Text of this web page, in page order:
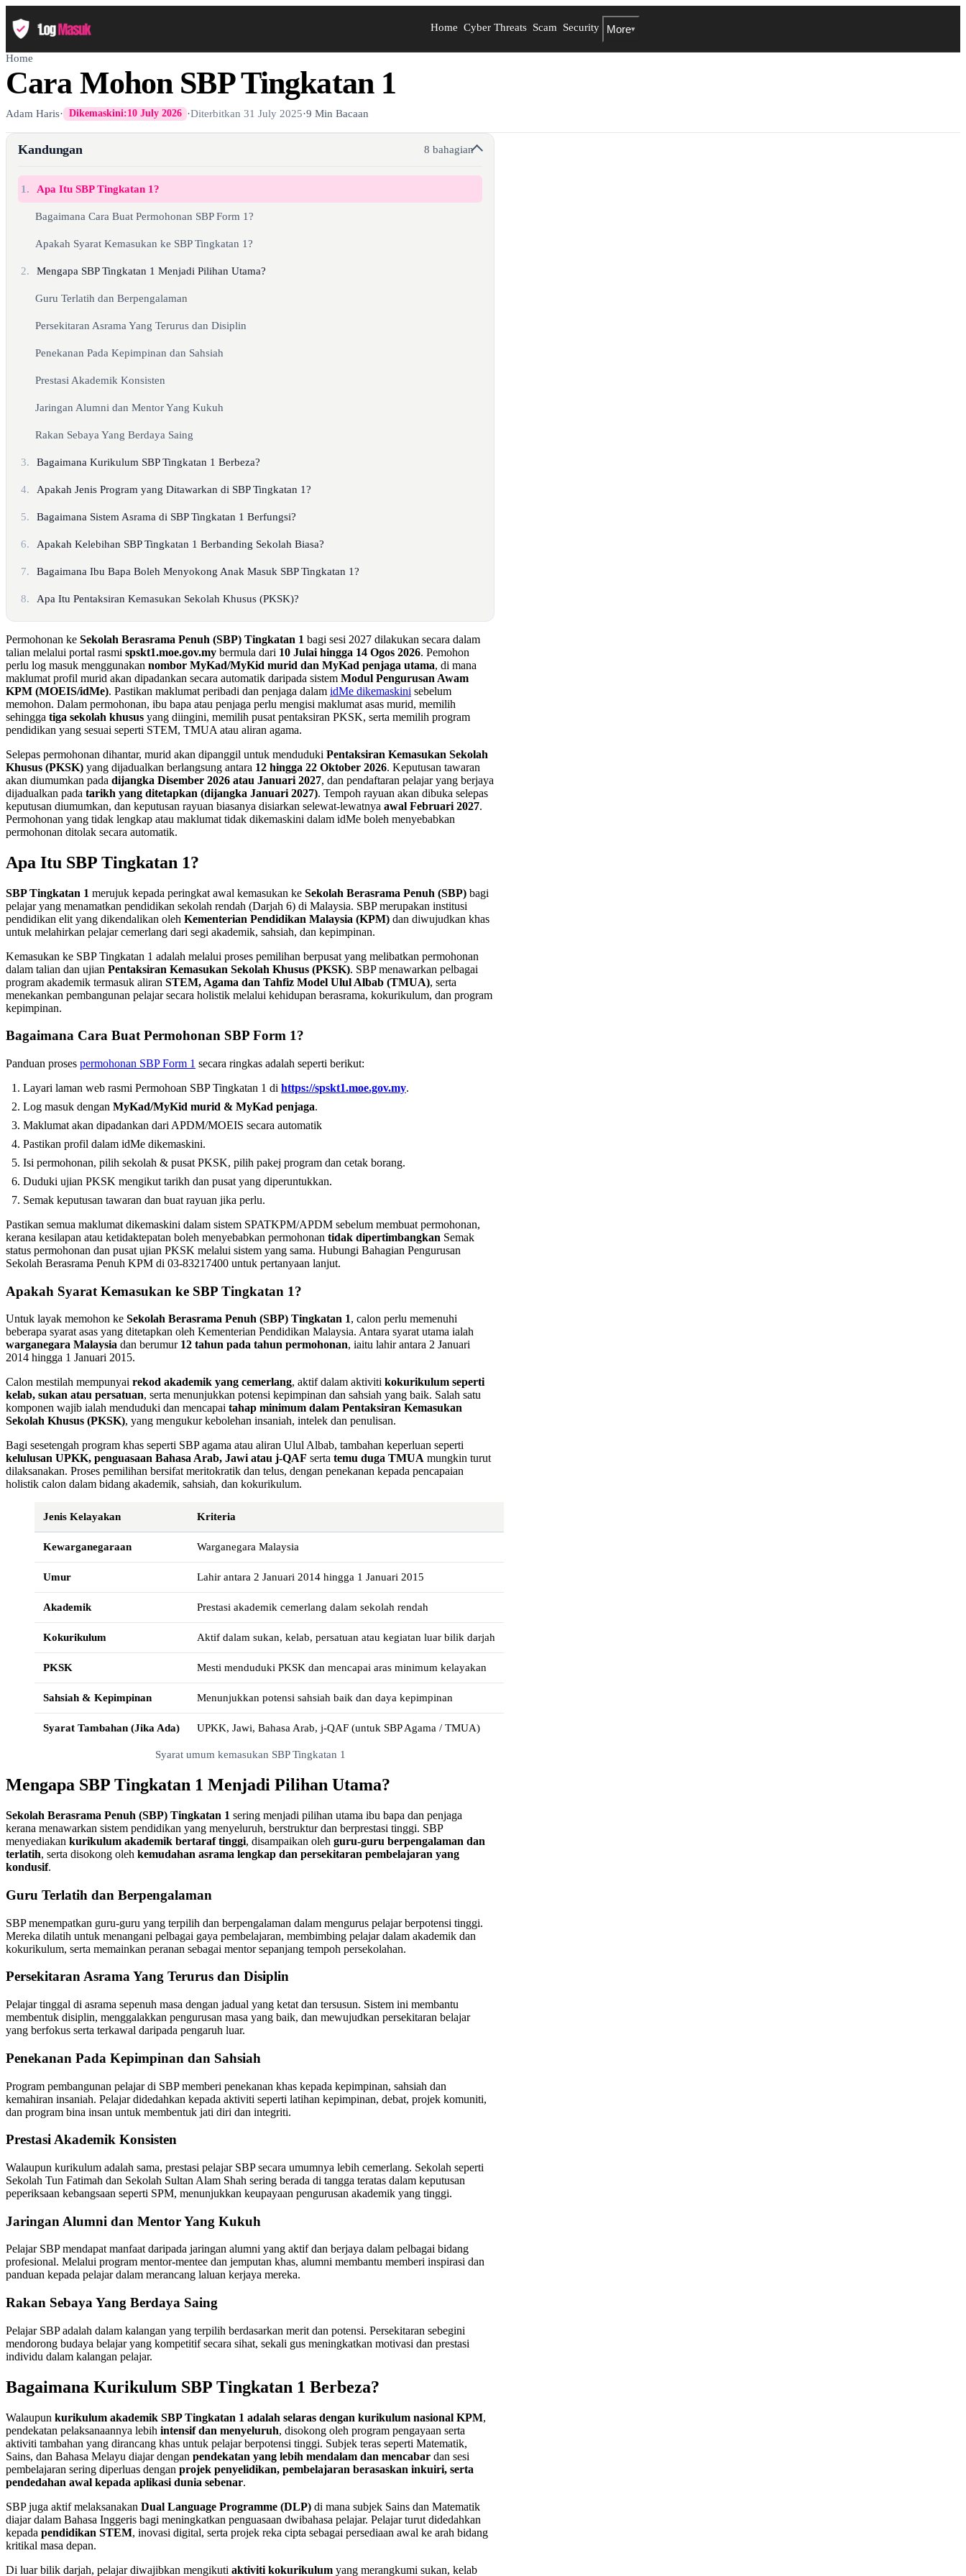
Home Cyber Threats Scam Security More▾
Home
Cara Mohon SBP Tingkatan 1
Adam Haris· Dikemaskini:10 July 2026 ·Diterbitkan31 July 2025·9 Min Bacaan
Kandungan 8 bahagian
1. Apa Itu SBP Tingkatan 1?
Bagaimana Cara Buat Permohonan SBP Form 1?
Apakah Syarat Kemasukan ke SBP Tingkatan 1?
2. Mengapa SBP Tingkatan 1 Menjadi Pilihan Utama?
Guru Terlatih dan Berpengalaman
Persekitaran Asrama Yang Terurus dan Disiplin
Penekanan Pada Kepimpinan dan Sahsiah
Prestasi Akademik Konsisten
Jaringan Alumni dan Mentor Yang Kukuh
Rakan Sebaya Yang Berdaya Saing
3. Bagaimana Kurikulum SBP Tingkatan 1 Berbeza?
4. Apakah Jenis Program yang Ditawarkan di SBP Tingkatan 1?
5. Bagaimana Sistem Asrama di SBP Tingkatan 1 Berfungsi?
6. Apakah Kelebihan SBP Tingkatan 1 Berbanding Sekolah Biasa?
7. Bagaimana Ibu Bapa Boleh Menyokong Anak Masuk SBP Tingkatan 1?
8. Apa Itu Pentaksiran Kemasukan Sekolah Khusus (PKSK)?
Permohonan ke Sekolah Berasrama Penuh (SBP) Tingkatan 1 bagi sesi 2027 dilakukan secara dalam
talian melalui portal rasmi spskt1.moe.gov.my bermula dari 10 Julai hingga 14 Ogos 2026. Pemohon
perlu log masuk menggunakan nombor MyKad/MyKid murid dan MyKad penjaga utama, di mana
maklumat profil murid akan dipadankan secara automatik daripada sistem Modul Pengurusan Awam
KPM (MOEIS/idMe). Pastikan maklumat peribadi dan penjaga dalam idMe dikemaskini sebelum
memohon. Dalam permohonan, ibu bapa atau penjaga perlu mengisi maklumat asas murid, memilih
sehingga tiga sekolah khusus yang diingini, memilih pusat pentaksiran PKSK, serta memilih program
pendidikan yang sesuai seperti STEM, TMUA atau aliran agama.
Selepas permohonan dihantar, murid akan dipanggil untuk menduduki Pentaksiran Kemasukan Sekolah
Khusus (PKSK) yang dijadualkan berlangsung antara 12 hingga 22 Oktober 2026. Keputusan tawaran
akan diumumkan pada dijangka Disember 2026 atau Januari 2027, dan pendaftaran pelajar yang berjaya
dijadualkan pada tarikh yang ditetapkan (dijangka Januari 2027). Tempoh rayuan akan dibuka selepas
keputusan diumumkan, dan keputusan rayuan biasanya disiarkan selewat-lewatnya awal Februari 2027.
Permohonan yang tidak lengkap atau maklumat tidak dikemaskini dalam idMe boleh menyebabkan
permohonan ditolak secara automatik.
Apa Itu SBP Tingkatan 1?
SBP Tingkatan 1 merujuk kepada peringkat awal kemasukan ke Sekolah Berasrama Penuh (SBP) bagi
pelajar yang menamatkan pendidikan sekolah rendah (Darjah 6) di Malaysia. SBP merupakan institusi
pendidikan elit yang dikendalikan oleh Kementerian Pendidikan Malaysia (KPM) dan diwujudkan khas
untuk melahirkan pelajar cemerlang dari segi akademik, sahsiah, dan kepimpinan.
Kemasukan ke SBP Tingkatan 1 adalah melalui proses pemilihan berpusat yang melibatkan permohonan
dalam talian dan ujian Pentaksiran Kemasukan Sekolah Khusus (PKSK). SBP menawarkan pelbagai
program akademik termasuk aliran STEM, Agama dan Tahfiz Model Ulul Albab (TMUA), serta
menekankan pembangunan pelajar secara holistik melalui kehidupan berasrama, kokurikulum, dan program
kepimpinan.
Bagaimana Cara Buat Permohonan SBP Form 1?
Panduan proses permohonan SBP Form 1 secara ringkas adalah seperti berikut:
Layari laman web rasmi Permohoan SBP Tingkatan 1 di https://spskt1.moe.gov.my.
Log masuk dengan MyKad/MyKid murid & MyKad penjaga.
Maklumat akan dipadankan dari APDM/MOEIS secara automatik
Pastikan profil dalam idMe dikemaskini.
Isi permohonan, pilih sekolah & pusat PKSK, pilih pakej program dan cetak borang.
Duduki ujian PKSK mengikut tarikh dan pusat yang diperuntukkan.
Semak keputusan tawaran dan buat rayuan jika perlu.
Pastikan semua maklumat dikemaskini dalam sistem SPATKPM/APDM sebelum membuat permohonan,
kerana kesilapan atau ketidaktepatan boleh menyebabkan permohonan tidak dipertimbangkan Semak
status permohonan dan pusat ujian PKSK melalui sistem yang sama. Hubungi Bahagian Pengurusan
Sekolah Berasrama Penuh KPM di 03-83217400 untuk pertanyaan lanjut.
Apakah Syarat Kemasukan ke SBP Tingkatan 1?
Untuk layak memohon ke Sekolah Berasrama Penuh (SBP) Tingkatan 1, calon perlu memenuhi
beberapa syarat asas yang ditetapkan oleh Kementerian Pendidikan Malaysia. Antara syarat utama ialah
warganegara Malaysia dan berumur 12 tahun pada tahun permohonan, iaitu lahir antara 2 Januari
2014 hingga 1 Januari 2015.
Calon mestilah mempunyai rekod akademik yang cemerlang, aktif dalam aktiviti kokurikulum seperti
kelab, sukan atau persatuan, serta menunjukkan potensi kepimpinan dan sahsiah yang baik. Salah satu
komponen wajib ialah menduduki dan mencapai tahap minimum dalam Pentaksiran Kemasukan
Sekolah Khusus (PKSK), yang mengukur kebolehan insaniah, intelek dan penulisan.
Bagi sesetengah program khas seperti SBP agama atau aliran Ulul Albab, tambahan keperluan seperti
kelulusan UPKK, penguasaan Bahasa Arab, Jawi atau j-QAF serta temu duga TMUA mungkin turut
dilaksanakan. Proses pemilihan bersifat meritokratik dan telus, dengan penekanan kepada pencapaian
holistik calon dalam bidang akademik, sahsiah, dan kokurikulum.
Jenis Kelayakan Kriteria
Kewarganegaraan Warganegara Malaysia
Umur Lahir antara 2 Januari 2014 hingga 1 Januari 2015
Akademik Prestasi akademik cemerlang dalam sekolah rendah
Kokurikulum Aktif dalam sukan, kelab, persatuan atau kegiatan luar bilik darjah
PKSK Mesti menduduki PKSK dan mencapai aras minimum kelayakan
Sahsiah & Kepimpinan Menunjukkan potensi sahsiah baik dan daya kepimpinan
Syarat Tambahan (Jika Ada) UPKK, Jawi, Bahasa Arab, j-QAF (untuk SBP Agama / TMUA)
Syarat umum kemasukan SBP Tingkatan 1
Mengapa SBP Tingkatan 1 Menjadi Pilihan Utama?
Sekolah Berasrama Penuh (SBP) Tingkatan 1 sering menjadi pilihan utama ibu bapa dan penjaga
kerana menawarkan sistem pendidikan yang menyeluruh, berstruktur dan berprestasi tinggi. SBP
menyediakan kurikulum akademik bertaraf tinggi, disampaikan oleh guru-guru berpengalaman dan
terlatih, serta disokong oleh kemudahan asrama lengkap dan persekitaran pembelajaran yang
kondusif.
Guru Terlatih dan Berpengalaman
SBP menempatkan guru-guru yang terpilih dan berpengalaman dalam mengurus pelajar berpotensi tinggi.
Mereka dilatih untuk menangani pelbagai gaya pembelajaran, membimbing pelajar dalam akademik dan
kokurikulum, serta memainkan peranan sebagai mentor sepanjang tempoh persekolahan.
Persekitaran Asrama Yang Terurus dan Disiplin
Pelajar tinggal di asrama sepenuh masa dengan jadual yang ketat dan tersusun. Sistem ini membantu
membentuk disiplin, menggalakkan pengurusan masa yang baik, dan mewujudkan persekitaran belajar
yang berfokus serta terkawal daripada pengaruh luar.
Penekanan Pada Kepimpinan dan Sahsiah
Program pembangunan pelajar di SBP memberi penekanan khas kepada kepimpinan, sahsiah dan
kemahiran insaniah. Pelajar didedahkan kepada aktiviti seperti latihan kepimpinan, debat, projek komuniti,
dan program bina insan untuk membentuk jati diri dan integriti.
Prestasi Akademik Konsisten
Walaupun kurikulum adalah sama, prestasi pelajar SBP secara umumnya lebih cemerlang. Sekolah seperti
Sekolah Tun Fatimah dan Sekolah Sultan Alam Shah sering berada di tangga teratas dalam keputusan
peperiksaan kebangsaan seperti SPM, menunjukkan keupayaan pengurusan akademik yang tinggi.
Jaringan Alumni dan Mentor Yang Kukuh
Pelajar SBP mendapat manfaat daripada jaringan alumni yang aktif dan berjaya dalam pelbagai bidang
profesional. Melalui program mentor-mentee dan jemputan khas, alumni membantu memberi inspirasi dan
panduan kepada pelajar dalam merancang laluan kerjaya mereka.
Rakan Sebaya Yang Berdaya Saing
Pelajar SBP adalah dalam kalangan yang terpilih berdasarkan merit dan potensi. Persekitaran sebegini
mendorong budaya belajar yang kompetitif secara sihat, sekali gus meningkatkan motivasi dan prestasi
individu dalam kalangan pelajar.
Bagaimana Kurikulum SBP Tingkatan 1 Berbeza?
Walaupun kurikulum akademik SBP Tingkatan 1 adalah selaras dengan kurikulum nasional KPM,
pendekatan pelaksanaannya lebih intensif dan menyeluruh, disokong oleh program pengayaan serta
aktiviti tambahan yang dirancang khas untuk pelajar berpotensi tinggi. Subjek teras seperti Matematik,
Sains, dan Bahasa Melayu diajar dengan pendekatan yang lebih mendalam dan mencabar dan sesi
pembelajaran sering diperluas dengan projek penyelidikan, pembelajaran berasaskan inkuiri, serta
pendedahan awal kepada aplikasi dunia sebenar.
SBP juga aktif melaksanakan Dual Language Programme (DLP) di mana subjek Sains dan Matematik
diajar dalam Bahasa Inggeris bagi meningkatkan penguasaan dwibahasa pelajar. Pelajar turut didedahkan
kepada pendidikan STEM, inovasi digital, serta projek reka cipta sebagai persediaan awal ke arah bidang
kritikal masa depan.
Di luar bilik darjah, pelajar diwajibkan mengikuti aktiviti kokurikulum yang merangkumi sukan, kelab